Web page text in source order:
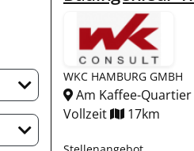
WKC HAMBURG GMBH
Am Kaffee-
Vollzeit
17km